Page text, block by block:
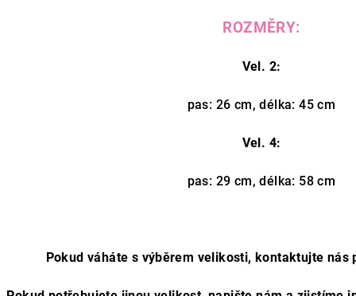
ROZMĚRY:
Vel. 2:
pas: 26 cm, délka: 45 cm
Vel. 4:
pas: 29 cm, délka: 58 cm
Pokud váháte s výběrem velikosti, kontaktujte nás